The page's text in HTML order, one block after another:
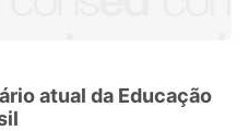
atual da Educação